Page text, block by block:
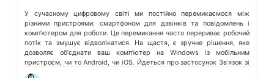
У сучасному цифровому світі ми постійно перемикаємося між
різними пристроями: смартфоном для дзвінків та повідомлень і
компʼютером для роботи. Це перемикання часто перериває робочий
потік та змушує відволікатися. На щастя, є зручне рішення, яке
дозволяє обʼєднати ваш компʼютер на Windows із мобільним
пристроєм, чи то Android, чи iOS. Йдеться про застосунок Звʼязок зі
смартфоном (Phone Link) від Microsoft, що перетворює ваш ПК на